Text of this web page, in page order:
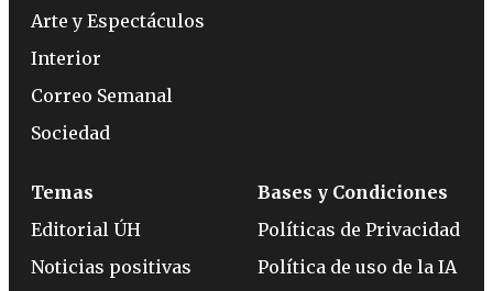
Arte y Espectáculos
Interior
Correo Semanal
Sociedad
Temas
Editorial ÚH
Noticias positivas
Bases y Condiciones
Políticas de Privacidad
Política de uso de la IA